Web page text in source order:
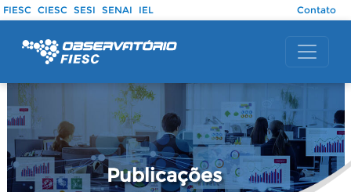
Pular para o conteúdo principal
FIESC CIESC SESI SENAI IEL Contato
Publicações